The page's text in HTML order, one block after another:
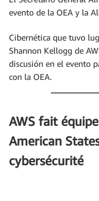
evento de la OEA y la
Cibernética que tuvo
Shannon Kellogg de
discusión en el evento
con la OEA.
AWS fait
American
cybersécurité